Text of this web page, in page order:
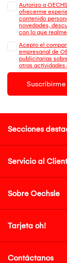
Autorizo a
ofrecerme
contenido
novedades,
con lo que
Acepto el
empresarial de
publicitarias
otras actividades
Suscribirme
Secciones
Servicio al
Sobre Oechsle
Tarjeta oh!
Contáctanos